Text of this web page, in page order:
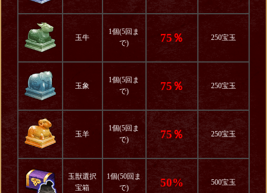
玉牛
1個(5回ま
で)
75％ 250宝玉
玉象
1個(5回ま
で)
75％ 250宝玉
玉羊
1個(5回ま
で)
75％ 250宝玉
玉獣選択
宝箱
1個(50回ま
で)
50% 500宝玉